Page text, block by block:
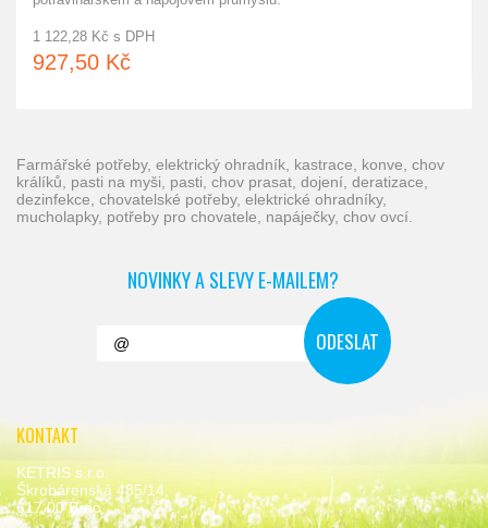
1 122,28 Kč s DPH
927,50 Kč
farmářské potřeby, elektrický ohradník, kastrace, konve, chov
králíků, pasti na myši, pasti, chov prasat, dojení, deratizace,
dezinfekce, chovatelské potřeby, elektrické ohradníky,
mucholapky, potřeby pro chovatele, napáječky, chov ovcí.
NOVINKY A SLEVY E-MAILEM?
KONTAKT
KETRIS s.r.o.
Škrobárenská 485/14,
617 00 Brno